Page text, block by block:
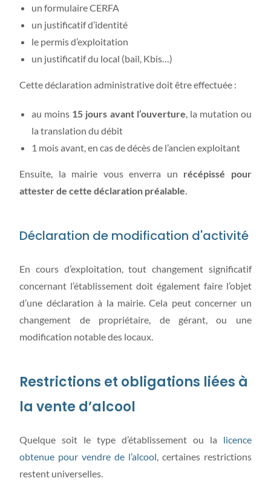
un formulaire CERFA
un justificatif d’identité
le permis d’exploitation
un justificatif du local (bail, Kbis…)
Cette déclaration administrative doit être effectuée :
au moins 15 jours avant l’ouverture, la mutation ou
la translation du débit
1 mois avant, en cas de décès de l’ancien exploitant
Ensuite, la mairie vous enverra un récépissé pour
attester de cette déclaration préalable.
Déclaration de modification d'activité
En cours d’exploitation, tout changement significatif
concernant l’établissement doit également faire l’objet
d’une déclaration à la mairie. Cela peut concerner un
changement de propriétaire, de gérant, ou une
modification notable des locaux.
Restrictions et obligations liées à
la vente d’alcool
Quelque soit le type d’établissement ou la licence
obtenue pour vendre de l’alcool, certaines restrictions
restent universelles.